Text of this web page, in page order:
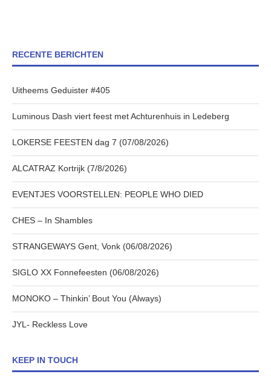
RECENTE BERICHTEN
Uitheems Geduister #405
Luminous Dash viert feest met Achturenhuis in Ledeberg
LOKERSE FEESTEN dag 7 (07/08/2026)
ALCATRAZ Kortrijk (7/8/2026)
EVENTJES VOORSTELLEN: PEOPLE WHO DIED
CHES – In Shambles
STRANGEWAYS Gent, Vonk (06/08/2026)
SIGLO XX Fonnefeesten (06/08/2026)
MONOKO – Thinkin’ Bout You (Always)
JYL- Reckless Love
KEEP IN TOUCH